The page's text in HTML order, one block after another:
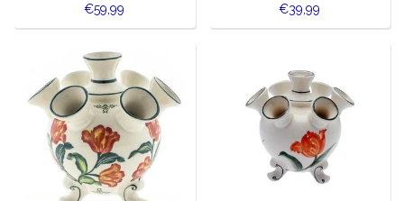
€59,99 €39,99